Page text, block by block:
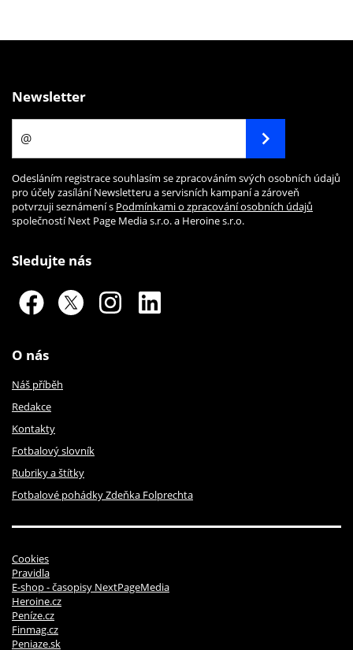
Newsletter
Odesláním registrace souhlasím se zpracováním svých osobních údajů
pro účely zasílání Newsletteru a servisních kampaní a zároveň
potvrzuji seznámení s Podmínkami o zpracování osobních údajů
společností Next Page Media s.r.o. a Heroine s.r.o.
Sledujte nás
O nás
Náš příběh
Redakce
Kontakty
Fotbalový slovník
Rubriky a štítky
Fotbalové pohádky Zdeňka Folprechta
Cookies
Pravidla
E-shop - časopisy NextPageMedia
Heroine.cz
Peníze.cz
Finmag.cz
Peniaze.sk